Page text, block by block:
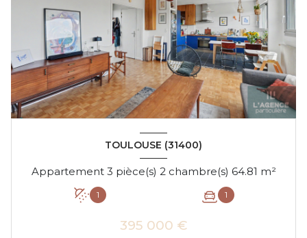
TOULOUSE (31400)
Appartement 3 pièce(s) 2 chambre(s) 64.81 m²
1 1
395 000 €